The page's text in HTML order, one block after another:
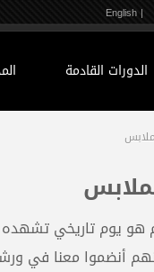
| English
الدورات القادمة
هذا اليوم هو يوم
أنضموا معنا في